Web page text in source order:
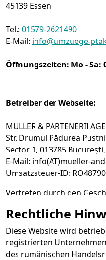
45139 Essen
Tel.: 01579-2621490
E-Mail: info@umzuege-
Öffnungszeiten: Mo - Sa:
Betreiber der Webseite:
MULLER & PARTENERII
Str. Drumul Pădurea
Sector 1, 013785
E-Mail: info(AT)mueller-
Umsatzsteuer-ID:
Vertreten durch den
Rechtliche
Diese Website wird
registrierten
des rumänischen